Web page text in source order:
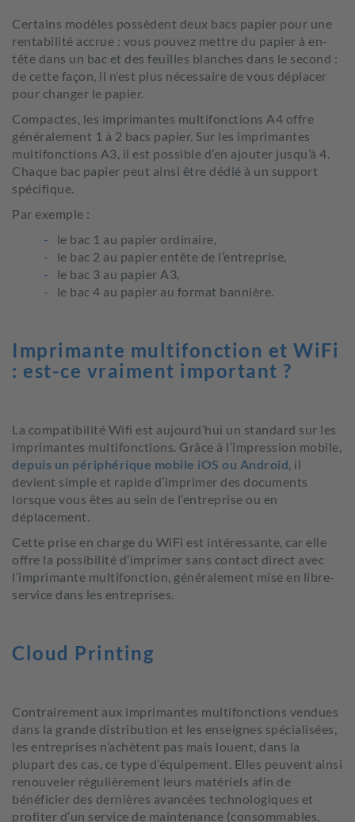
Certains modèles possèdent deux bacs papier pour une
rentabilité accrue : vous pouvez mettre du papier à en-
tête dans un bac et des feuilles blanches dans le second :
de cette façon, il n’est plus nécessaire de vous déplacer
pour changer le papier.
Compactes, les imprimantes multifonctions A4 offre
généralement 1 à 2 bacs papier. Sur les imprimantes
multifonctions A3, il est possible d’en ajouter jusqu’à 4.
Chaque bac papier peut ainsi être dédié à un support
spécifique.
Par exemple :
le bac 1 au papier ordinaire,
le bac 2 au papier entête de l’entreprise,
le bac 3 au papier A3,
le bac 4 au papier au format bannière.
Imprimante multifonction et WiFi
: est-ce vraiment important ?
La compatibilité Wifi est aujourd’hui un standard sur les
imprimantes multifonctions. Grâce à l’impression mobile,
depuis un périphérique mobile iOS ou Android, il
devient simple et rapide d’imprimer des documents
lorsque vous êtes au sein de l’entreprise ou en
déplacement.
Cette prise en charge du WiFi est intéressante, car elle
offre la possibilité d’imprimer sans contact direct avec
l’imprimante multifonction, généralement mise en libre-
service dans les entreprises.
Cloud Printing
Contrairement aux imprimantes multifonctions vendues
dans la grande distribution et les enseignes spécialisées,
les entreprises n’achètent pas mais louent, dans la
plupart des cas, ce type d’équipement. Elles peuvent ainsi
renouveler régulièrement leurs matériels afin de
bénéficier des dernières avancées technologiques et
profiter d’un service de maintenance (consommables,